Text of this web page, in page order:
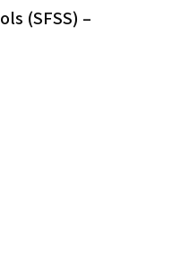
(SFSS) –